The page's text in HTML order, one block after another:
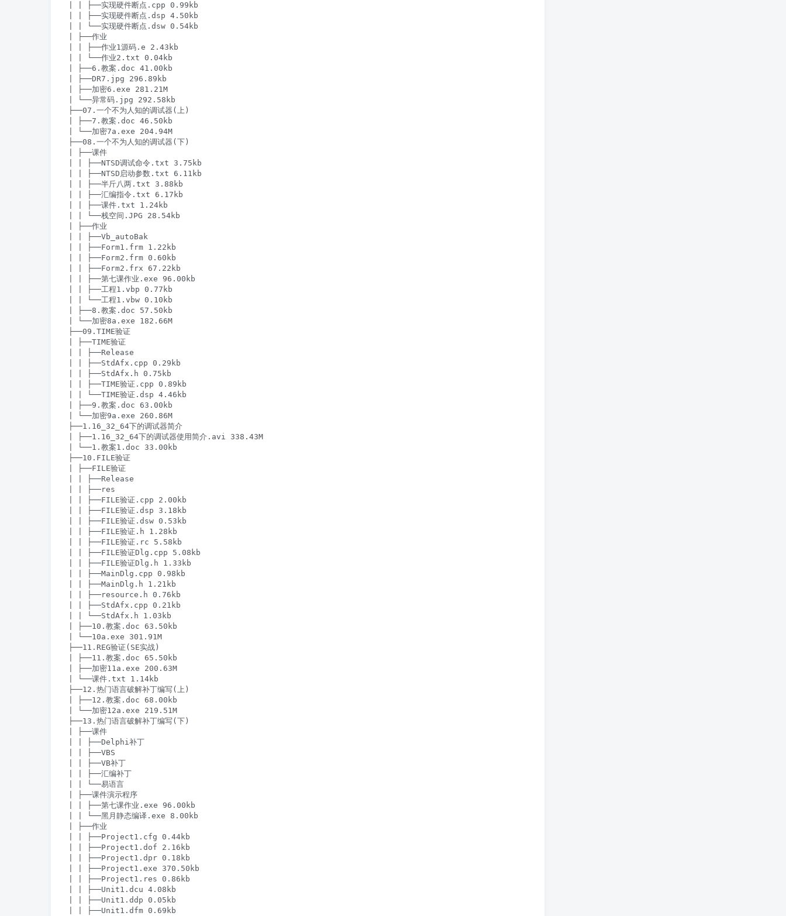
| | ├──实现硬件断点.cpp 0.99kb
| | ├──实现硬件断点.dsp 4.50kb
| | └──实现硬件断点.dsw 0.54kb
| ├──作业
| | ├──作业1源码.e 2.43kb
| | └──作业2.txt 0.04kb
| ├──6.教案.doc 41.00kb
| ├──DR7.jpg 296.89kb
| ├──加密6.exe 281.21M
| └──异常码.jpg 292.58kb
├──07.一个不为人知的调试器(上)
| ├──7.教案.doc 46.50kb
| └──加密7a.exe 204.94M
├──08.一个不为人知的调试器(下)
| ├──课件
| | ├──NTSD调试命令.txt 3.75kb
| | ├──NTSD启动参数.txt 6.11kb
| | ├──半斤八两.txt 3.88kb
| | ├──汇编指令.txt 6.17kb
| | ├──课件.txt 1.24kb
| | └──栈空间.JPG 28.54kb
| ├──作业
| | ├──Vb_autoBak
| | ├──Form1.frm 1.22kb
| | ├──Form2.frm 0.60kb
| | ├──Form2.frx 67.22kb
| | ├──第七课作业.exe 96.00kb
| | ├──工程1.vbp 0.77kb
| | └──工程1.vbw 0.10kb
| ├──8.教案.doc 57.50kb
| └──加密8a.exe 182.66M
├──09.TIME验证
| ├──TIME验证
| | ├──Release
| | ├──StdAfx.cpp 0.29kb
| | ├──StdAfx.h 0.75kb
| | ├──TIME验证.cpp 0.89kb
| | └──TIME验证.dsp 4.46kb
| ├──9.教案.doc 63.00kb
| └──加密9a.exe 260.86M
├──1.16_32_64下的调试器简介
| ├──1.16_32_64下的调试器使用简介.avi 338.43M
| └──1.教案1.doc 33.00kb
├──10.FILE验证
| ├──FILE验证
| | ├──Release
| | ├──res
| | ├──FILE验证.cpp 2.00kb
| | ├──FILE验证.dsp 3.18kb
| | ├──FILE验证.dsw 0.53kb
| | ├──FILE验证.h 1.28kb
| | ├──FILE验证.rc 5.58kb
| | ├──FILE验证Dlg.cpp 5.08kb
| | ├──FILE验证Dlg.h 1.33kb
| | ├──MainDlg.cpp 0.98kb
| | ├──MainDlg.h 1.21kb
| | ├──resource.h 0.76kb
| | ├──StdAfx.cpp 0.21kb
| | └──StdAfx.h 1.03kb
| ├──10.教案.doc 63.50kb
| └──10a.exe 301.91M
├──11.REG验证(SE实战)
| ├──11.教案.doc 65.50kb
| ├──加密11a.exe 200.63M
| └──课件.txt 1.14kb
├──12.热门语言破解补丁编写(上)
| ├──12.教案.doc 68.00kb
| └──加密12a.exe 219.51M
├──13.热门语言破解补丁编写(下)
| ├──课件
| | ├──Delphi补丁
| | ├──VBS
| | ├──VB补丁
| | ├──汇编补丁
| | └──易语言
| ├──课件演示程序
| | ├──第七课作业.exe 96.00kb
| | └──黑月静态编译.exe 8.00kb
| ├──作业
| | ├──Project1.cfg 0.44kb
| | ├──Project1.dof 2.16kb
| | ├──Project1.dpr 0.18kb
| | ├──Project1.exe 370.50kb
| | ├──Project1.res 0.86kb
| | ├──Unit1.dcu 4.08kb
| | ├──Unit1.ddp 0.05kb
| | ├──Unit1.dfm 0.69kb